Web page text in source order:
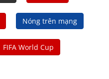
Nóng trên mạng
FIFA World Cup